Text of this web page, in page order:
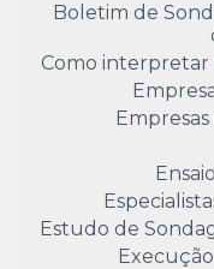
Boletim de
Como interpretar
Estudo de